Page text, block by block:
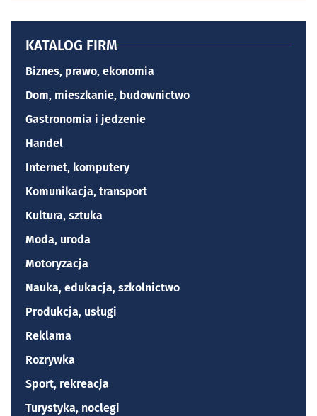
KATALOG FIRM
Biznes, prawo, ekonomia
Dom, mieszkanie, budownictwo
Gastronomia i jedzenie
Handel
Internet, komputery
Komunikacja, transport
Kultura, sztuka
Moda, uroda
Motoryzacja
Nauka, edukacja, szkolnictwo
Produkcja, usługi
Reklama
Rozrywka
Sport, rekreacja
Turystyka, noclegi